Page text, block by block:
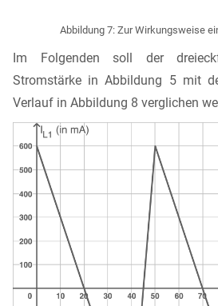
Abbildung 7: Zur Wirkungsweise
Im Folgenden soll der
Stromstärke in Abbildung 5 mit
Verlauf in Abbildung 8 verglichen